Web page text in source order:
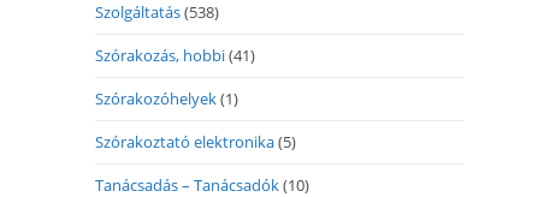
Szolgáltatás(538)
Szórakozás, hobbi(41)
Szórakozóhelyek(1)
Szórakoztató elektronika(5)
Tanácsadás – Tanácsadók(10)